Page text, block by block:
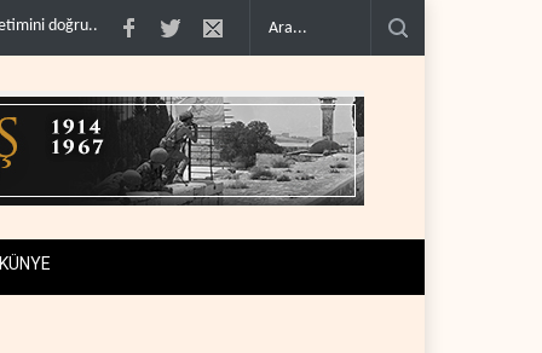
kapanmadı.. Çin'in petrol ithalatı on yıllık dipten sonra yükseldi..
KÜNYE